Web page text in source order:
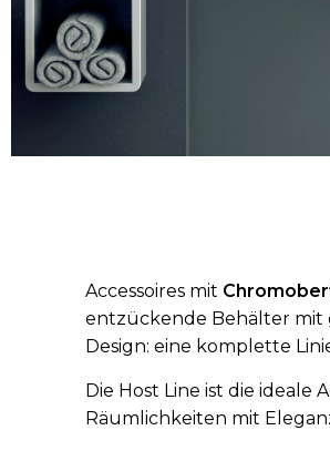
Accessoires mit
entzückende Behälter mit
Design: eine komplette
Die Host Line ist die ideale
Räumlichkeiten mit